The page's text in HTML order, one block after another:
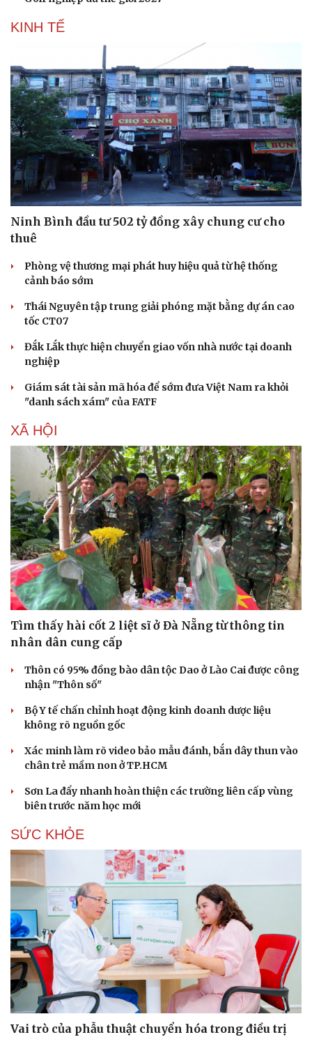
Du lịch
Tư vấn
Săn Tour
check-in
Podcast
Câu chuyện thời sự
Đọc truyện đêm khuya
Cửa sổ tình yêu
Kể chuyện cho bé
Hạt giống tâm hồn
KINH TẾ
Ninh Bình đầu tư 502 tỷ đồng xây chung cư cho
thuê
Phòng vệ thương mại phát huy hiệu quả từ hệ thống
cảnh báo sớm
Thái Nguyên tập trung giải phóng mặt bằng dự án cao
tốc CT07
Đắk Lắk thực hiện chuyển giao vốn nhà nước tại doanh
nghiệp
Giám sát tài sản mã hóa để sớm đưa Việt Nam ra khỏi
"danh sách xám" của FATF
XÃ HỘI
Tìm thấy hài cốt 2 liệt sĩ ở Đà Nẵng từ thông tin
nhân dân cung cấp
Thôn có 95% đồng bào dân tộc Dao ở Lào Cai được công
nhận "Thôn số"
Bộ Y tế chấn chỉnh hoạt động kinh doanh dược liệu
không rõ nguồn gốc
Xác minh làm rõ video bảo mẫu đánh, bắn dây thun vào
chân trẻ mầm non ở TP.HCM
Sơn La đẩy nhanh hoàn thiện các trường liên cấp vùng
biên trước năm học mới
SỨC KHỎE
Vai trò của phẫu thuật chuyển hóa trong điều trị